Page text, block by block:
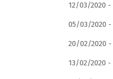
12/03/2020 -
05/03/2020 -
20/02/2020 -
13/02/2020 -